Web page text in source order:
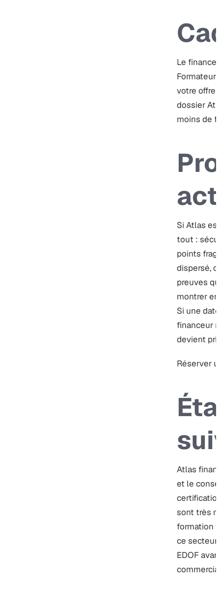
Le
Formateur
votre offre
dossier
moins de
Si Atlas
tout :
points
dispersé,
preuves
montrer
Si une
financeur
devient
Réserver
Atlas
et le
sont très
formation
ce
EDOF